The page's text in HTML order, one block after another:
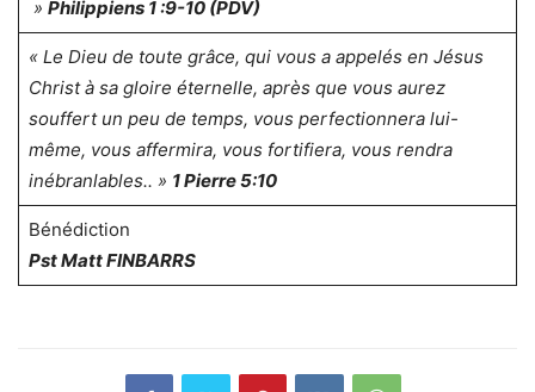
» Philippiens 1 :9-10 (PDV)
« Le Dieu de toute grâce, qui vous a appelés en Jésus
Christ à sa gloire éternelle, après que vous aurez
souffert un peu de temps, vous perfectionnera lui-
même, vous affermira, vous fortifiera, vous rendra
inébranlables.. » 1 Pierre 5:10
Bénédiction
Pst Matt FINBARRS